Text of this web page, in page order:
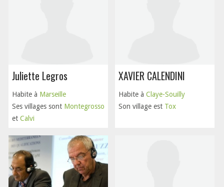
Juliette Legros
Habite à Marseille
Ses villages sont Montegrosso
et Calvi
XAVIER CALENDINI
Habite à Claye-Souilly
Son village est Tox